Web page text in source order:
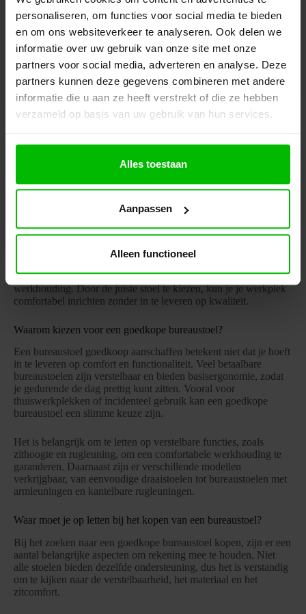
personaliseren, om functies voor social media te bieden
en om ons websiteverkeer te analyseren. Ook delen we
informatie over uw gebruik van onze site met onze
partners voor social media, adverteren en analyse. Deze
partners kunnen deze gegevens combineren met andere
informatie die u aan ze heeft verstrekt of die ze hebben
verzameld op basis van uw gebruik van hun services.
Alles toestaan
Aanpassen
Alleen functioneel
* We nemen binnen 1 werkdag contact met je op
Een goedkope bureaustoel kan een budgetvriendelijke oplossing
zijn voor wie een stoel zoekt om thuis te werken of te studeren.
aan de verschillende behoeften van de gebruiker te voldoen. Het
Een goedkope bureaustoel is een uitstekende keuze voor wie op
zoek is naar een comfortabele zitoplossing zonder een groot
budget te hoeven besteden. Of je nu thuiswerkt, studeert of een
budgetvriendelijke opties die zorgen voor een prettige
werkhouding. Door de juiste stoel te kiezen, kun je je werkplek
comfortabel inrichten zonder in te leveren op kwaliteit.
Waarom kiezen voor een goedkope bureaustoel?
Een bureaustoel goedkoop aanschaffen betekent niet dat je hoeft
in te leveren op comfort en functionaliteit. Veel betaalbare
bureaustoelen zijn verstelbaar en bieden basisergonomie, zodat
je gedurende de dag prettig kunt zitten. Vooral voor
thuiswerkplekken of incidenteel gebruik kan een goedkope
bureaustoel een slimme keuze zijn.
Het is belangrijk om te letten op verstelbare functies, zoals
zithoogte en rugleuning, om een comfortabele werkhouding te
garanderen. Daarnaast zijn er verschillende modellen
verkrijgbaar, van eenvoudige draaistoelen tot bureaustoelen met
armleuningen en kantelbare rugleuningen.
Waar moet je op letten bij het kopen van een bureaustoel?
Bij het zoeken naar een goedkope bureaustoel kopen, zijn er een
aantal belangrijke aspecten om rekening mee te houden. Niet
alle stoelen bieden dezelfde ondersteuning, dus het is verstandig
om te kijken naar de verstelbaarheid, het materiaal en het
zitcomfort.